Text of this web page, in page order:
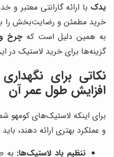
یدک با ارائه گارانتی
خرید مطمئن و رضایت‌بخش را
به همین دلیل است کهچرخ
گزینه‌ها برای خرید لاستیک در
نکاتی برای
افزایش طول عمر آن
برای اینکه لاستیک‌های کومهو
و عملکرد بهتری ارائه دهند،
تنظیم باد لاستیک‌ها: به